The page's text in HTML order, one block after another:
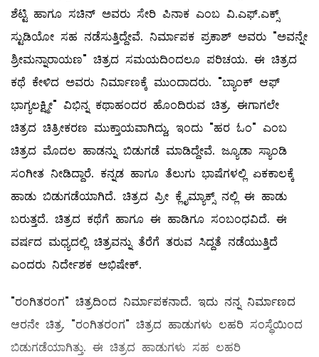
ಶೆಟ್ಟಿ ಹಾಗೂ ಸಚಿನ್ ಅವರು ಸೇರಿ ಪಿನಾಕ ಎಂಬ ವಿ.ಎಫ್.ಎಕ್ಸ್
ಸ್ಟುಡಿಯೋ ಸಹ ನಡೆಸುತ್ತಿದ್ದೇವೆ. ನಿರ್ಮಾಪಕ ಪ್ರಕಾಶ್ ಅವರು "ಅವನ್ನೇ
ಶ್ರೀಮನ್ನಾರಾಯಣ" ಚಿತ್ರದ ಸಮಯದಿಂದಲೂ ಪರಿಚಯ. ಈ ಚಿತ್ರದ
ಕಥೆ ಕೇಳಿದ ಅವರು ನಿರ್ಮಾಣಕ್ಕೆ ಮುಂದಾದರು. "ಬ್ಯಾಂಕ್ ಆಫ್
ಭಾಗ್ಯಲಕ್ಷ್ಮೀ" ವಿಭಿನ್ನ ಕಥಾಹಂದರ ಹೊಂದಿರುವ ಚಿತ್ರ. ಈಗಾಗಲೇ
ಚಿತ್ರದ ಚಿತ್ರೀಕರಣ ಮುಕ್ತಾಯವಾಗಿದ್ದು, ಇಂದು "ಹರ ಓಂ" ಎಂಬ
ಚಿತ್ರದ ಮೊದಲ ಹಾಡನ್ನು ಬಿಡುಗಡೆ ಮಾಡಿದ್ದೇವೆ‌. ಜ್ಯೂಡಾ ಸ್ಯಾಂಡಿ
ಸಂಗೀತ ನೀಡಿದ್ದಾರೆ. ಕನ್ನಡ ಹಾಗೂ ತೆಲುಗು ಭಾಷೆಗಳಲ್ಲಿ ಏಕಕಾಲಕ್ಕೆ
ಹಾಡು ಬಿಡುಗಡೆಯಾಗಿದೆ. ಚಿತ್ರದ ಪ್ರೀ ಕ್ಲೈಮ್ಯಾಕ್ಸ್ ನಲ್ಲಿ ಈ ಹಾಡು
ಬರುತ್ತದೆ. ಚಿತ್ರದ ಕಥೆಗೆ ಹಾಗೂ ಈ ಹಾಡಿಗೂ ಸಂಬಂಧವಿದೆ. ಈ
ವರ್ಷದ ಮಧ್ಯದಲ್ಲಿ ಚಿತ್ರವನ್ನು ತೆರೆಗೆ ತರುವ ಸಿದ್ದತೆ ನಡೆಯುತ್ತಿದೆ
ಎಂದರು ನಿರ್ದೇಶಕ ಅಭಿಷೇಕ್.
"ರಂಗಿತರಂಗ" ಚಿತ್ರದಿಂದ ನಿರ್ಮಾಪಕನಾದೆ. ಇದು ನನ್ನ ನಿರ್ಮಾಣದ
ಆರನೇ ಚಿತ್ರ. "ರಂಗಿತರಂಗ" ಚಿತ್ರದ ಹಾಡುಗಳು ಲಹರಿ ಸಂಸ್ಥೆಯಿಂದ
ಬಿಡುಗಡೆಯಾಗಿತ್ತು. ಈ ಚಿತ್ರದ ಹಾಡುಗಳು ಸಹ ಲಹರಿ